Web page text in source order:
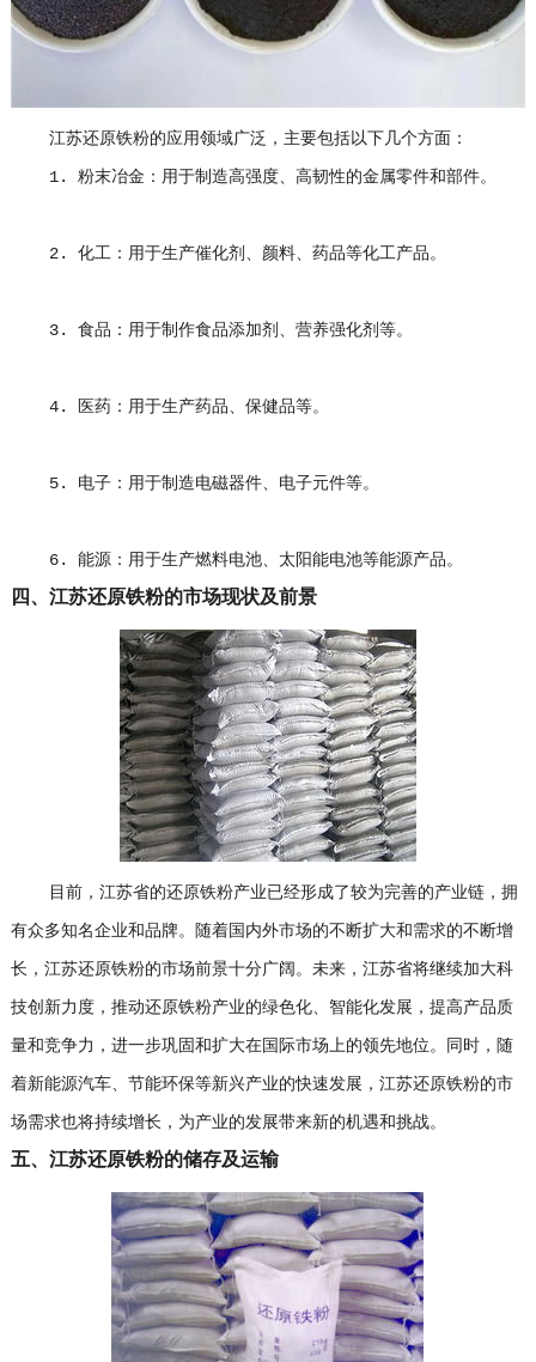
江苏还原铁粉的应用领域广泛，主要包括以下几个方面：
1. 粉末冶金：用于制造高强度、高韧性的金属零件和部件。
2. 化工：用于生产催化剂、颜料、药品等化工产品。
3. 食品：用于制作食品添加剂、营养强化剂等。
4. 医药：用于生产药品、保健品等。
5. 电子：用于制造电磁器件、电子元件等。
6. 能源：用于生产燃料电池、太阳能电池等能源产品。
四、江苏还原铁粉的市场现状及前景
目前，江苏省的还原铁粉产业已经形成了较为完善的产业链，拥
有众多知名企业和品牌。随着国内外市场的不断扩大和需求的不断增
长，江苏还原铁粉的市场前景十分广阔。未来，江苏省将继续加大科
技创新力度，推动还原铁粉产业的绿色化、智能化发展，提高产品质
量和竞争力，进一步巩固和扩大在国际市场上的领先地位。同时，随
着新能源汽车、节能环保等新兴产业的快速发展，江苏还原铁粉的市
场需求也将持续增长，为产业的发展带来新的机遇和挑战。
五、江苏还原铁粉的储存及运输